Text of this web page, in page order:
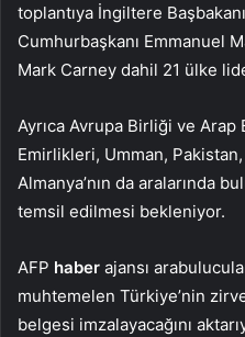
toplantıya İngiltere
Cumhurbaşkanı Emmanuel
Mark Carney dahil 21 ülke
Ayrıca Avrupa Birliği ve
Emirlikleri, Umman,
Almanya’nın da aralarında
temsil edilmesi bekleniyor.
AFP haber ajansı
muhtemelen Türkiye’nin
belgesi imzalayacağını